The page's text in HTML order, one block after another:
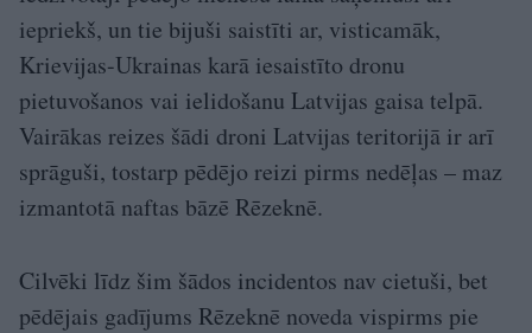
iepriekš, un tie bijuši saistīti ar, visticamāk,
Krievijas-Ukrainas karā iesaistīto dronu
pietuvošanos vai ielidošanu Latvijas gaisa telpā.
Vairākas reizes šādi droni Latvijas teritorijā ir arī
sprāguši, tostarp pēdējo reizi pirms nedēļas – maz
izmantotā naftas bāzē Rēzeknē.
Cilvēki līdz šim šādos incidentos nav cietuši, bet
pēdējais gadījums Rēzeknē noveda vispirms pie